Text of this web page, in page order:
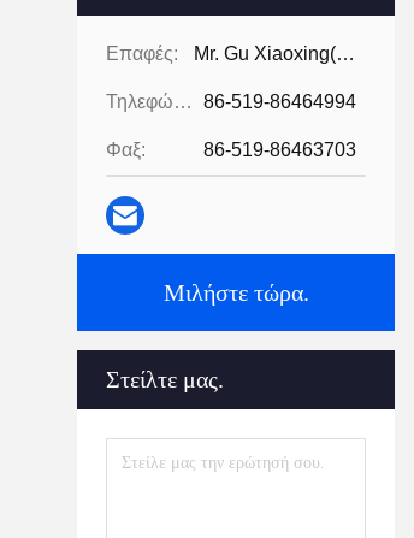
Επαφές: Mr. Gu Xiaoxing( For Chinese Business)
Τηλεφώνημα: 86-519-86464994
Φαξ: 86-519-86463703
Μιλήστε τώρα.
Στείλτε μας.